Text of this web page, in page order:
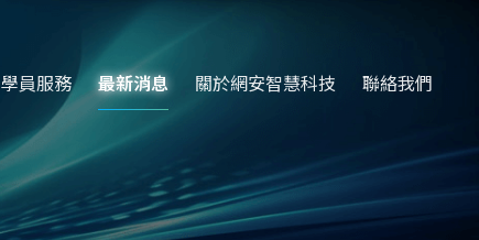
學員服務 最新消息 關於網安智慧科技 聯絡我們